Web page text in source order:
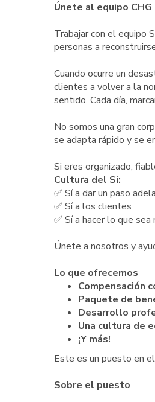
Únete al equipo
Trabajar con el equipo
personas a
Cuando ocurre un
clientes a volver a la
sentido. Cada día,
No somos una gran
se adapta rápido y se
Si eres organizado,
Cultura del Sí:
✅ Sí a dar un paso
✅ Sí a los clientes
✅ Sí a hacer lo que
Únete a nosotros y
Lo que ofrecemos
Compensación
Paquete de
Desarrollo
Una cultura de
¡Y más!
Este es un puesto en
Sobre el puesto